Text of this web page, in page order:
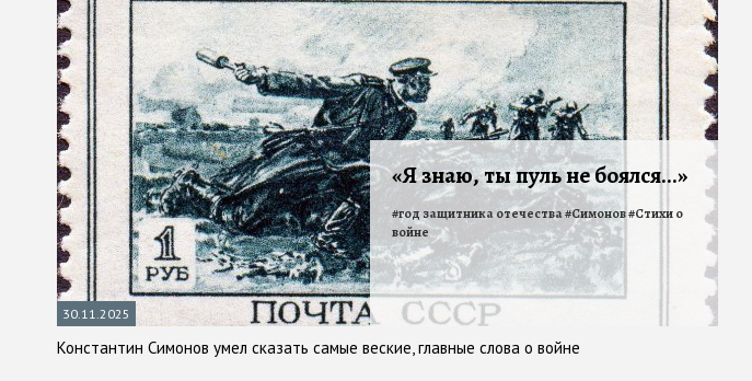
30.11.2025
«Я знаю, ты пуль не боялся...»
Константин Симонов умел сказать самые веские, главные слова о войне
#год защитника отечества#Симонов#Стихи о
войне